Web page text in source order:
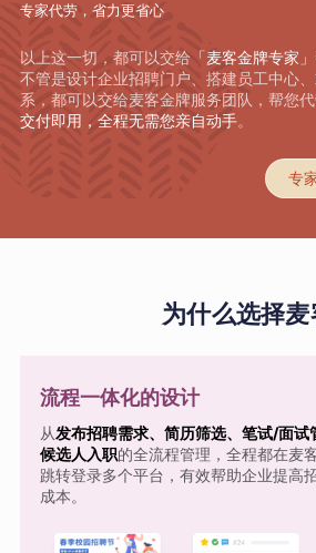
专家代劳，省力更省心
以上这一切，都可以交给「麦客金牌专家」
不管是设计企业招聘门户、搭建员工中心
系，都可以交给麦客金牌服务团队，帮您
交付即用，全程无需您亲自动手。
专
为什么选择麦
流程一体化的设计
从发布招聘需求、简历筛选、笔试/面
候选人入职的全流程管理，全程都在麦
跳转登录多个平台，有效帮助企业提高
成本。